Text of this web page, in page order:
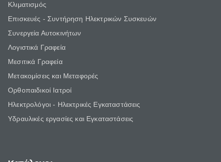
Κλιματισμός
Επισκευές - Συντήρηση Ηλεκτρικών Συσκευών
Συνεργεία Αυτοκινήτων
Λογιστικά Γραφεία
Μεσιτικά Γραφεία
Μετακομίσεις και Μεταφορές
Ορθοπαιδικοί Ιατροί
Ηλεκτρολόγοι - Ηλεκτρικές Εγκαταστάσεις
Υδραυλικές εργασίες και Εγκαταστάσεις